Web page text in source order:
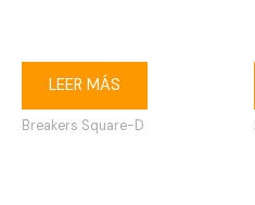
LEER MÁS
Breakers Square-D